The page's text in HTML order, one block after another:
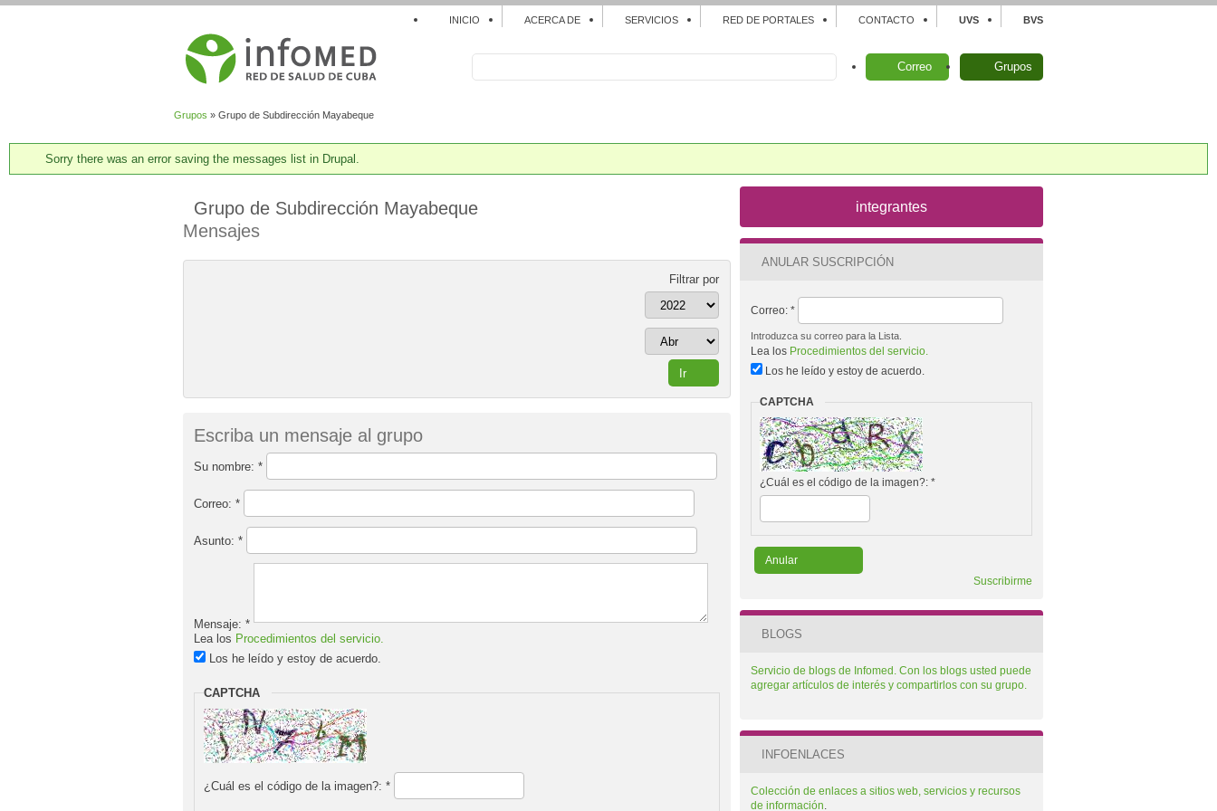
INICIO ACERCA DE SERVICIOS RED DE PORTALES CONTACTO UVS BVS
Correo Grupos
You are here:
Grupos » Grupo de Subdirección Mayabeque
System Messages
Sorry there was an error saving the messages list in Drupal.
Grupo de Subdirección Mayabeque
Mensajes
Filtrar por
Escriba un mensaje al grupo
Su nombre: *
Correo: *
Asunto: *
Mensaje: *
Lea los Procedimientos del servicio.
Los he leído y estoy de acuerdo.
CAPTCHA
¿Cuál es el código de la imagen?: *
integrantes
ANULAR SUSCRIPCIÓN
Correo: *
Introduzca su correo para la Lista.
Lea los Procedimientos del servicio.
Los he leído y estoy de acuerdo.
CAPTCHA
¿Cuál es el código de la imagen?: *
Suscribirme
BLOGS
Servicio de blogs de Infomed. Con los blogs usted puede
agregar artículos de interés y compartirlos con su grupo.
INFOENLACES
Colección de enlaces a sitios web, servicios y recursos
de información